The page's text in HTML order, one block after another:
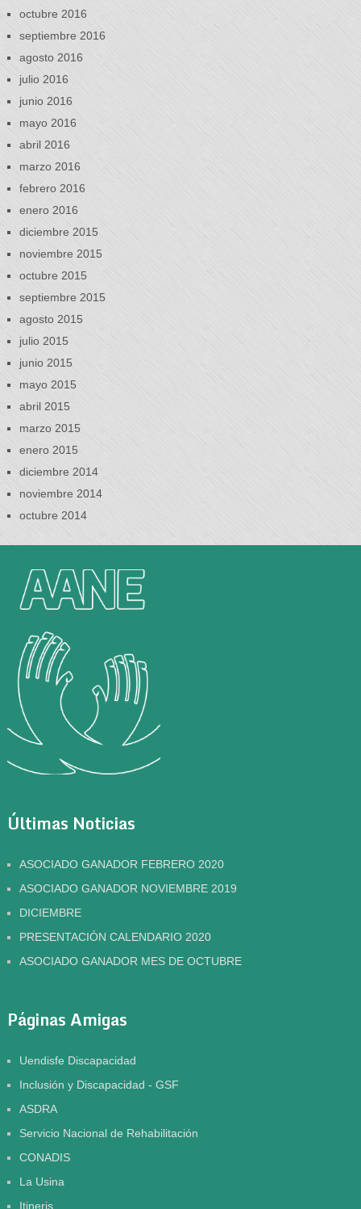
octubre 2016
septiembre 2016
agosto 2016
julio 2016
junio 2016
mayo 2016
abril 2016
marzo 2016
febrero 2016
enero 2016
diciembre 2015
noviembre 2015
octubre 2015
septiembre 2015
agosto 2015
julio 2015
junio 2015
mayo 2015
abril 2015
marzo 2015
enero 2015
diciembre 2014
noviembre 2014
octubre 2014
Últimas Noticias
ASOCIADO GANADOR FEBRERO 2020
ASOCIADO GANADOR NOVIEMBRE 2019
DICIEMBRE
PRESENTACIÓN CALENDARIO 2020
ASOCIADO GANADOR MES DE OCTUBRE
Páginas Amigas
Uendisfe Discapacidad
Inclusión y Discapacidad - GSF
ASDRA
Servicio Nacional de Rehabilitación
CONADIS
La Usina
Itineris